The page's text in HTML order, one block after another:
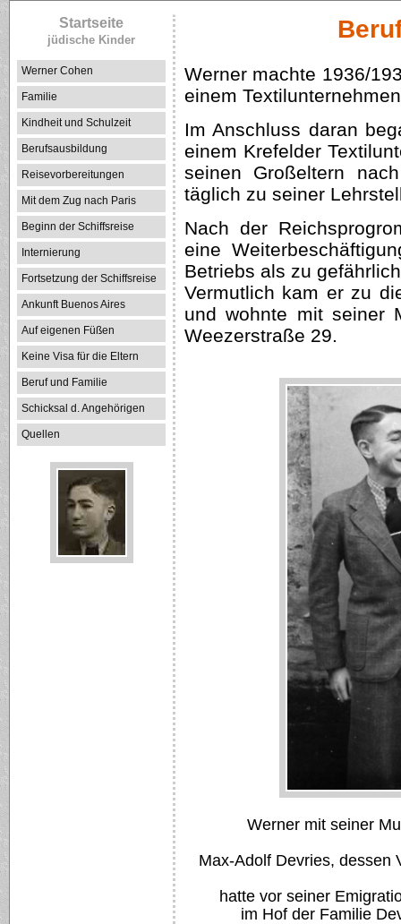
Startseite
jüdische Kinder
Werner Cohen
Familie
Kindheit und Schulzeit
Berufsausbildung
Reisevorbereitungen
Mit dem Zug nach Paris
Beginn der Schiffsreise
Internierung
Fortsetzung der Schiffsreise
Ankunft Buenos Aires
Auf eigenen Füßen
Keine Visa für die Eltern
Beruf und Familie
Schicksal d. Angehörigen
Quellen
Werner machte 1936/
einem
Im Anschluss daran
einem Krefelder
seinen Großeltern
täglich zu seiner
Nach der
eine
Betriebs als zu
Vermutlich kam er zu
und wohnte mit seiner
Weezerstraße 29.
Werner mit seiner
Max-Adolf Devries, dessen
hatte vor seiner
im Hof der Familie